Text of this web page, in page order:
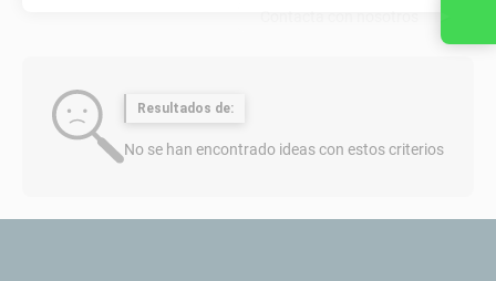
Resultados de:
No se han encontrado ideas con estos criterios